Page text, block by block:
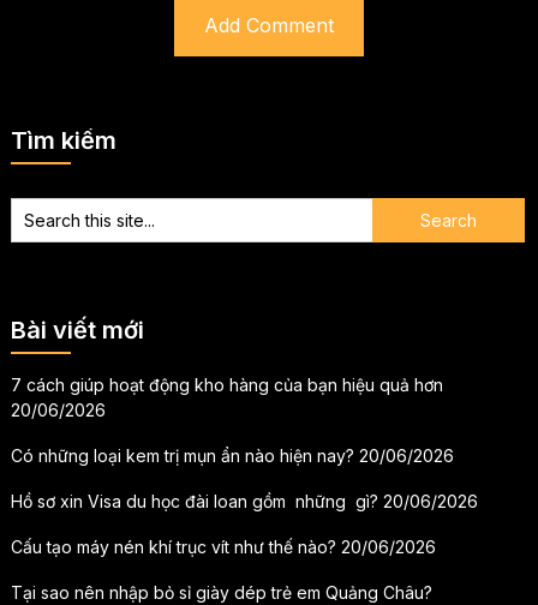
Tìm kiếm
Bài viết mới
7 cách giúp hoạt động kho hàng của bạn hiệu quả hơn
20/06/2026
Có những loại kem trị mụn ẩn nào hiện nay? 20/06/2026
Hồ sơ xin Visa du học đài loan gồm những gì? 20/06/2026
Cấu tạo máy nén khí trục vít như thế nào? 20/06/2026
Tại sao nên nhập bỏ sỉ giày dép trẻ em Quảng Châu?